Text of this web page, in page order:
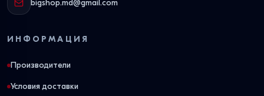
восстанавливают первоначальную форму.
матрасы в нашем каталоге оснащены плотным
боковым защитным усилением из жесткого
bigshop.md@gmail.com
ИНФОРМАЦИЯ
Производители
Условия доставки